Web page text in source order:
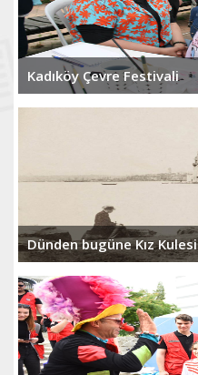
Kadıköy Çevre Festivali
Dünden bugüne Kız Kulesi